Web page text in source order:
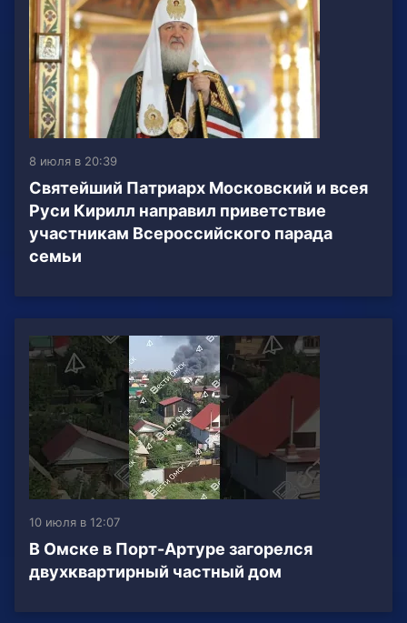
8 июля в 20:39
Святейший Патриарх Московский и всея
Руси Кирилл направил приветствие
участникам Всероссийского парада
семьи
10 июля в 12:07
В Омске в Порт-Артуре загорелся
двухквартирный частный дом